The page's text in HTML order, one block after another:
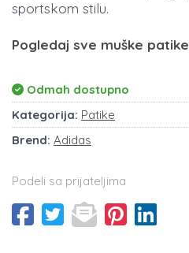
sportskom stilu.
Pogledaj sve muške patike
Odmah dostupno
Kategorija: Patike
Brend: Adidas
Podeli sa prijateljima